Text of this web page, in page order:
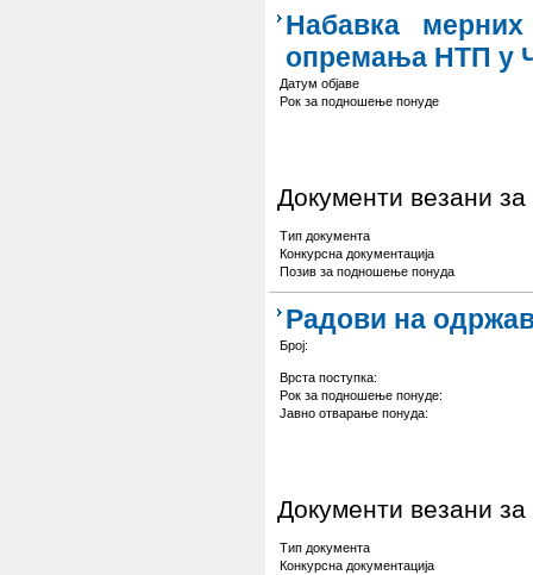
Набавка мерних
опремања НТП у
Датум објаве
Рок за подношење понуде
Документи везани за
Тип документа
Конкурсна документација
Позив за подношење понуда
Радови на
Број:
Врста поступка :
Рок за подношење понуде:
Јавно отварање понуда:
Документи везани за
Тип документа
Конкурсна документација